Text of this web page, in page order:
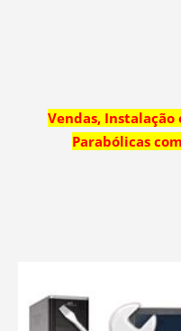
Vendas,
Parabólicas